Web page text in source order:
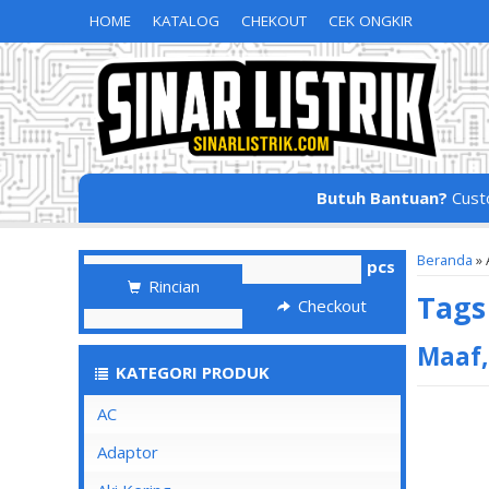
HOME KATALOG CHEKOUT CEK ONGKIR
Butuh Bantuan?
Beranda »
Tags
pcs
Rincian
Checkout
KATEGORI PRODUK
AC
Adaptor